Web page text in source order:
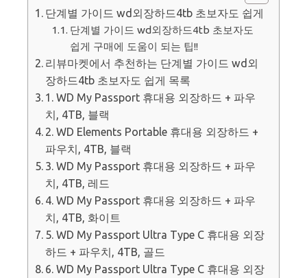
단계별 가이드 wd외장하드4tb 초보자도 쉽게
단계별 가이드 wd외장하드4tb 초보자도
쉽게 구매에 도움이 되는 팁!!
리뷰마켓에서 추천하는 단계별 가이드 wd외
장하드4tb 초보자도 쉽게 목록
1. WD My Passport 휴대용 외장하드 + 파우
치, 4TB, 블랙
2. WD Elements Portable 휴대용 외장하드 +
파우치, 4TB, 블랙
3. WD My Passport 휴대용 외장하드 + 파우
치, 4TB, 레드
4. WD My Passport 휴대용 외장하드 + 파우
치, 4TB, 화이트
5. WD My Passport Ultra Type C 휴대용 외장
하드 + 파우치, 4TB, 골드
6. WD My Passport Ultra Type C 휴대용 외장